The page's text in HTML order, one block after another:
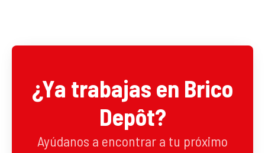
¿Ya trabajas en Brico
Depôt?
Ayúdanos a encontrar a tu próximo